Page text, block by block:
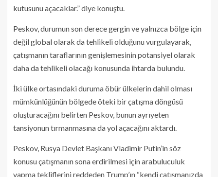
kutusunu açacaklar.” diye konuştu.
Peskov, durumun son derece gergin ve yalnızca bölge için
değil global olarak da tehlikeli olduğunu vurgulayarak,
çatışmanın taraflarının genişlemesinin potansiyel olarak
daha da tehlikeli olacağı konusunda ihtarda bulundu.
İki ülke ortasındaki duruma öbür ülkelerin dahil olması
mümkünlüğünün bölgede öteki bir çatışma döngüsü
oluşturacağını belirten Peskov, bunun ayrıyeten
tansiyonun tırmanmasına da yol açacağını aktardı.
Peskov, Rusya Devlet Başkanı Vladimir Putin’in söz
konusu çatışmanın sona erdirilmesi için arabuluculuk
yapma tekliflerini reddeden Trump’ın “kendi çatışmanızda